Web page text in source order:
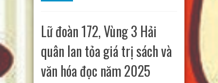
Lữ đoàn 172, Vùng 3 Hải
quân lan tỏa giá trị sách và
văn hóa đọc năm 2025